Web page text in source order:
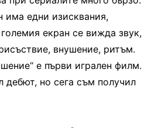
има едни изисквания,
екран се вижда звук,
внушение, ритъм.
е първи игрален филм.
дебют, но сега съм получил